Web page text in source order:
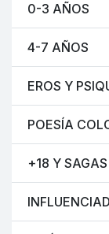
0-3 AÑOS
4-7 AÑOS
EROS Y
POESÍA
+18 Y SAGAS